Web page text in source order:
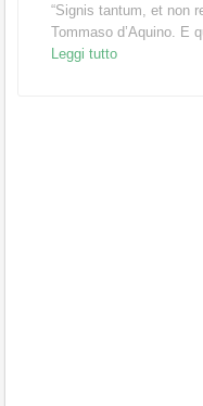
“Signis tantum, et non
Tommaso d’Aquino. E
Leggi tutto